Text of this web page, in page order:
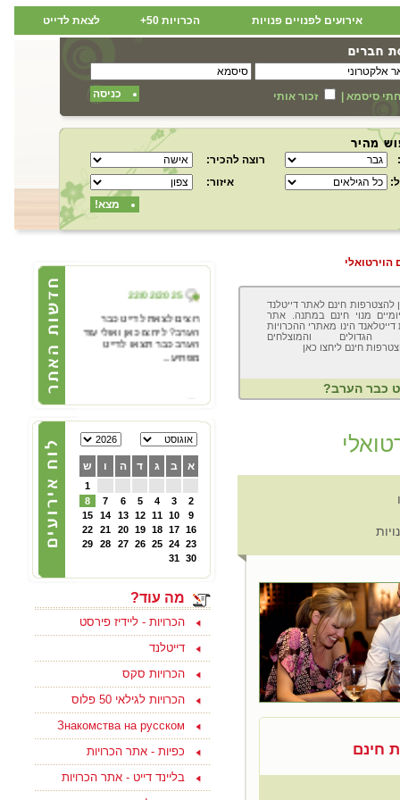
אירועים לפנויים פנויות הכרויות 50+ לצאת לדייט
סיסמא זכור אותי כניסה
רוצה להכיר:
איזור:
מצא!
הוירטואלי
להצטרפות חינם לאתר דייטלנד
מנוי חינם במתנה. אתר
דייטלאנד הינו מאתרי ההכרויות
הגדולים והמוצלחים
חינם ליחצו כאן
כבר הערב?
חינם
22/02/2025
רוצים לצאת לדייט כבר
הערב? ליחצו כאן ואולי עוד
הערב כבר תצאו לדייט
מפתיע...
הכרויות לפרק ב' - קבוצת
פייסבוק תוססת ופעילה
לגרושים וגרושות שמחפשים
ליחצו כאן
05/10/2024
צוות האתר מאחל לכם
ולמשפחתכם, שתהיה שנה
טובה ומתוקה, שנה של
במהרה לביתם
15/09/2023
בואו למצוא אהבה ולהנות
בסוף שבוע בים המלח
לפנויים ופנויות - לפרטים
נוספים ליחצו כאן
15/08/2021
א ב ג ד ה ו ש
1
2
3
4
5
6
7
8
9
10
11
12
13
14
15
16
17
18
19
20
21
22
23
24
25
26
27
28
29
30
31
מה עוד?
הכרויות - ליידיז פירסט
דייטלנד
הכרויות סקס
הכרויות לגילאי 50 פלוס
Знакомства на русском
כפיות - אתר הכרויות
בליינד דייט - אתר הכרויות